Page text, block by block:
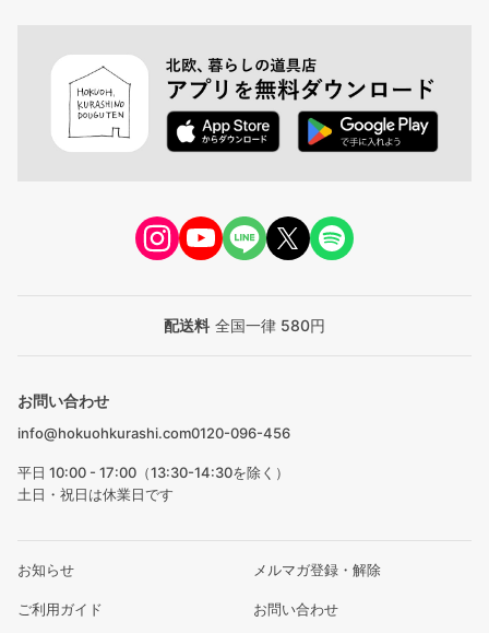
配送料 全国一律 580円
お問い合わせ
info@hokuohkurashi.com0120-096-456
平日 10:00 - 17:00（13:30-14:30を除く）
土日・祝日は休業日です
お知らせ メルマガ登録・解除
ご利用ガイド お問い合わせ